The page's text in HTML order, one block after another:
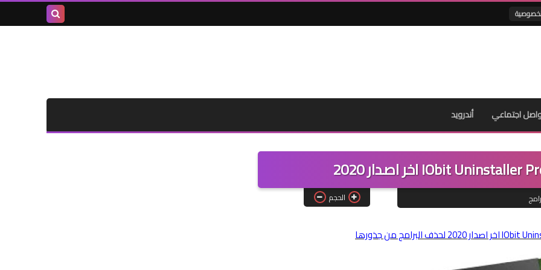
اجتماعي أندرويد
الحجم